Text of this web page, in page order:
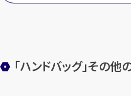
まずはお電話で無
「ハンドバッグ」その